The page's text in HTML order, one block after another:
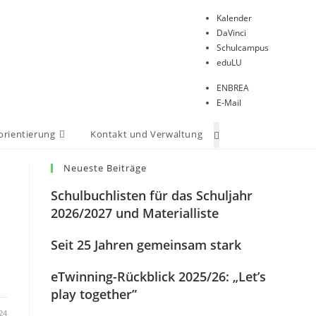
Kalender
DaVinci
Schulcampus
eduLU
ENBREA
E-Mail
Kontakt und Verwaltung
Website-
umschalten
Neueste Beiträge
Schulbuchlisten für das Schuljahr
2026/2027 und Materialliste
Seit 25 Jahren gemeinsam stark
eTwinning-Rückblick 2025/26: „Let’s
play together”